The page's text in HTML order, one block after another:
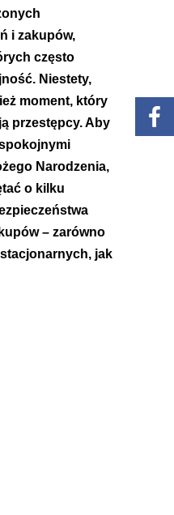
i zakupów,
często
Niestety,
moment, który
przestępcy. Aby
Narodzenia,
o kilku
– zarówno
jak